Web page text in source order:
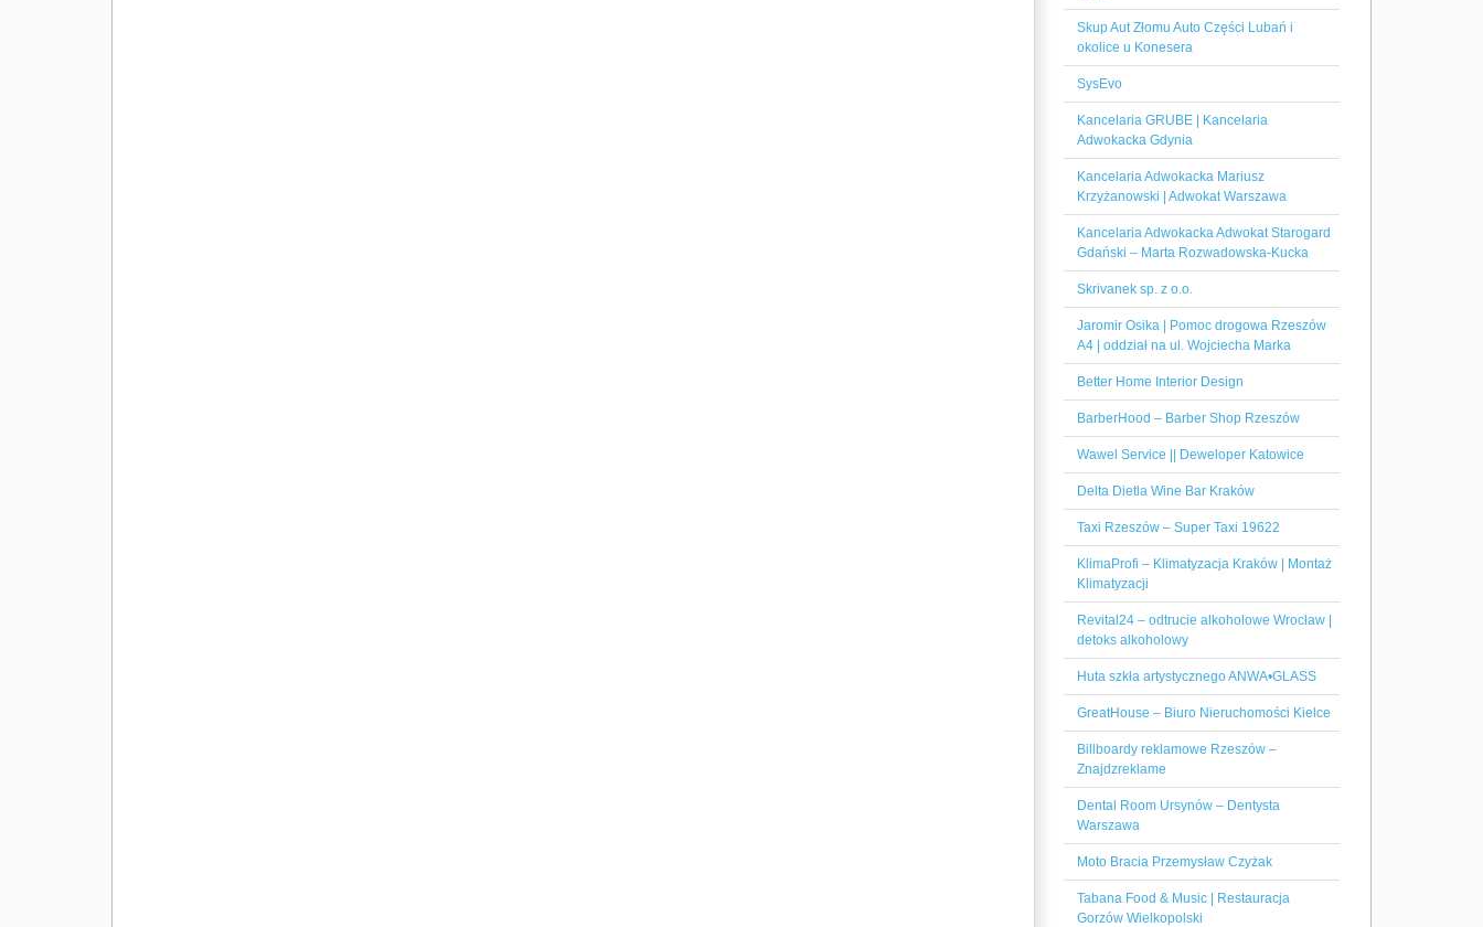
Skup Aut Złomu Auto Części Lubań i
okolice u Konesera
SysEvo
Kancelaria GRUBE | Kancelaria
Adwokacka Gdynia
Kancelaria Adwokacka Mariusz
Krzyżanowski | Adwokat Warszawa
Kancelaria Adwokacka Adwokat Starogard
Gdański – Marta Rozwadowska-Kucka
Skrivanek sp. z o.o.
Jaromir Osika | Pomoc drogowa Rzeszów
A4 | oddział na ul. Wojciecha Marka
Better Home Interior Design
BarberHood – Barber Shop Rzeszów
Wawel Service || Deweloper Katowice
Delta Dietla Wine Bar Kraków
Taxi Rzeszów – Super Taxi 19622
KlimaProfi – Klimatyzacja Kraków | Montaż
Klimatyzacji
Revital24 – odtrucie alkoholowe Wrocław |
detoks alkoholowy
Huta szkła artystycznego ANWA•GLASS
GreatHouse – Biuro Nieruchomości Kielce
Billboardy reklamowe Rzeszów –
Znajdzreklame
Dental Room Ursynów – Dentysta
Warszawa
Moto Bracia Przemysław Czyżak
Tabana Food & Music | Restauracja
Gorzów Wielkopolski